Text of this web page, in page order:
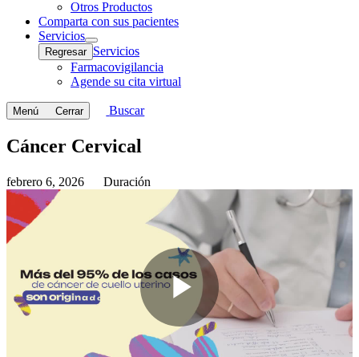
Otros Productos
Comparta con sus pacientes
Servicios
Open
submenu
Regresar Servicios
Farmacovigilancia
Agende su cita virtual
Menú Cerrar Buscar
Cáncer Cervical
febrero 6, 2026 Duración
Play